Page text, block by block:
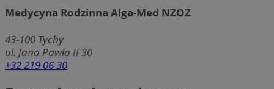
Medycyna Rodzinna Alga-Med NZOZ
43-100 Tychy
ul. Jana Pawła II 30
+32 219 06 30